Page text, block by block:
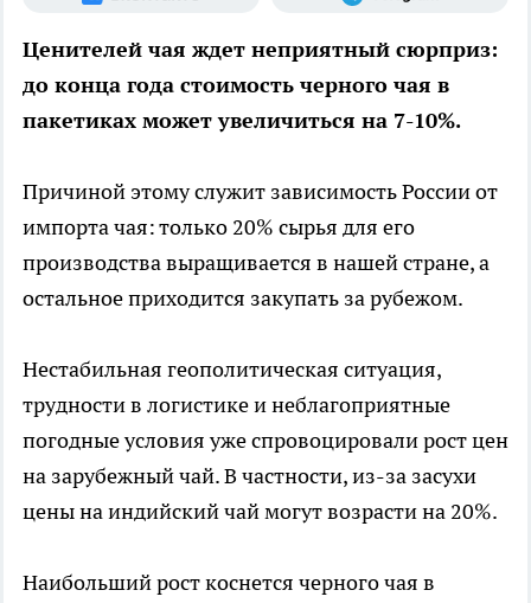
Ценителей чая ждет неприятный сюрприз:
до конца года стоимость черного чая в
пакетиках может увеличиться на 7-10%.
Причиной этому служит зависимость России от
импорта чая: только 20% сырья для его
производства выращивается в нашей стране, а
остальное приходится закупать за рубежом.
Нестабильная геополитическая ситуация,
трудности в логистике и неблагоприятные
погодные условия уже спровоцировали рост цен
на зарубежный чай. В частности, из-за засухи
цены на индийский чай могут возрасти на 20%.
Наибольший рост коснется черного чая в